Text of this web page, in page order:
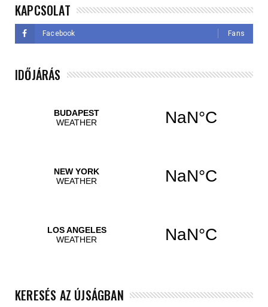
KAPCSOLAT
Facebook Fans
IDŐJÁRÁS
KERESÉS AZ ÚJSÁGBAN